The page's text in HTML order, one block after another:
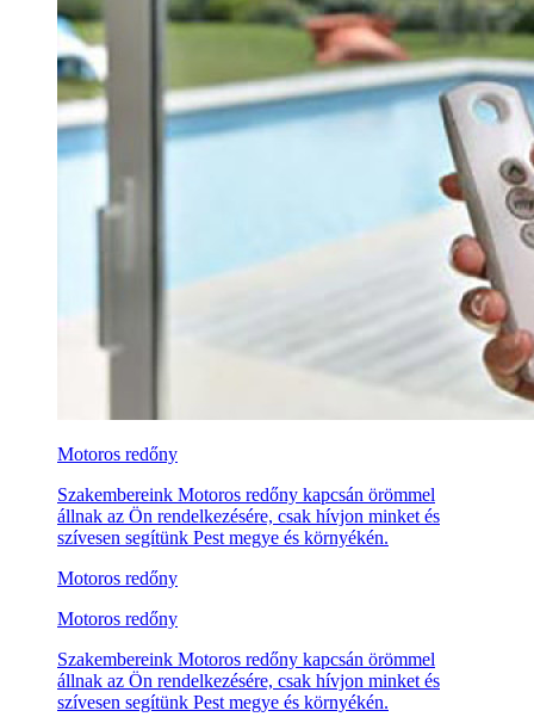
Motoros redőny
Szakembereink Motoros redőny kapcsán örömmel
állnak az Ön rendelkezésére, csak hívjon minket és
szívesen segítünk Pest megye és környékén.
Motoros redőny
Motoros redőny
Szakembereink Motoros redőny kapcsán örömmel
állnak az Ön rendelkezésére, csak hívjon minket és
szívesen segítünk Pest megye és környékén.